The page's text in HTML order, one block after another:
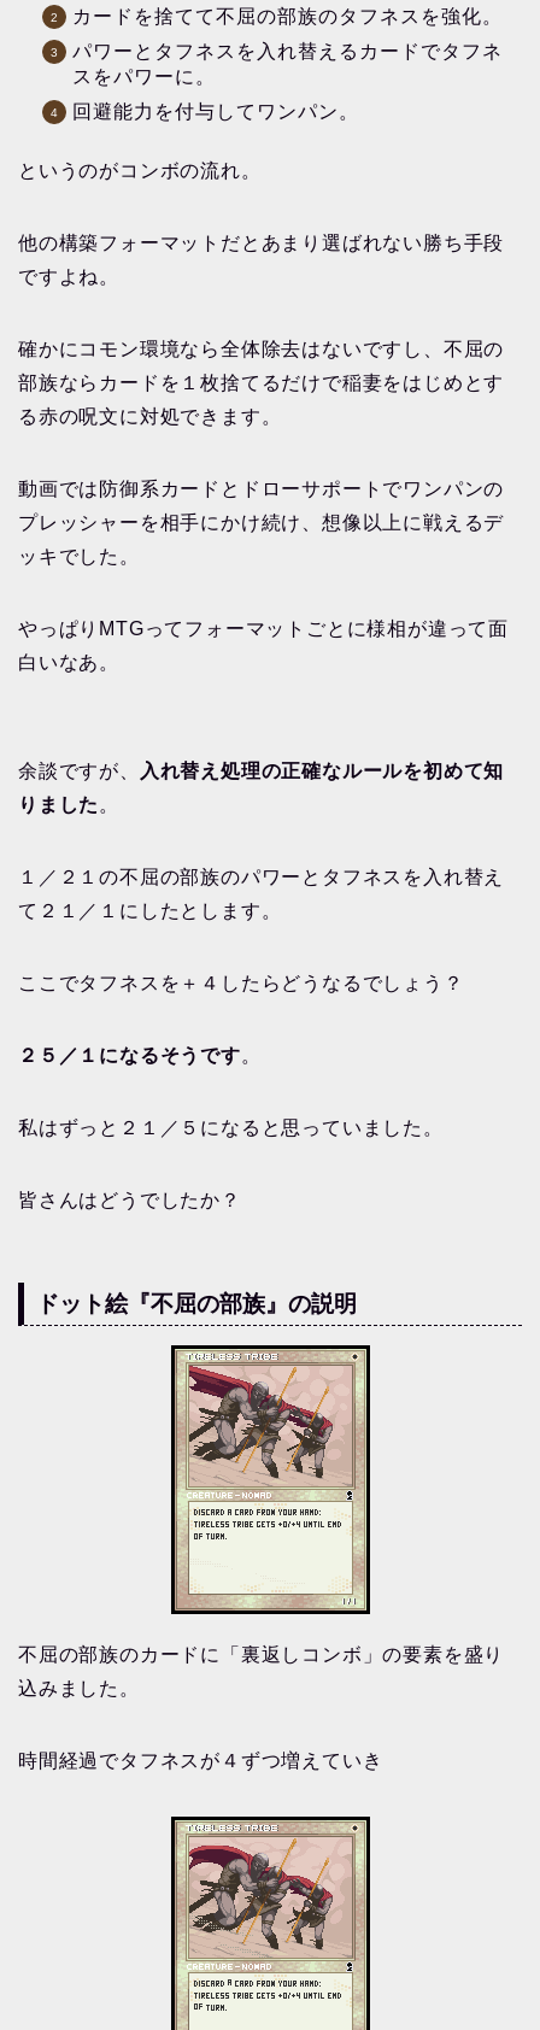
カードを捨てて不屈の部族のタフネスを強化。
パワーとタフネスを入れ替えるカードでタフネ
スをパワーに。
回避能力を付与してワンパン。
というのがコンボの流れ。
他の構築フォーマットだとあまり選ばれない勝ち手段
ですよね。
確かにコモン環境なら全体除去はないですし、不屈の
部族ならカードを１枚捨てるだけで稲妻をはじめとす
る赤の呪文に対処できます。
動画では防御系カードとドローサポートでワンパンの
プレッシャーを相手にかけ続け、想像以上に戦えるデ
ッキでした。
やっぱりMTGってフォーマットごとに様相が違って面
白いなあ。
余談ですが、
入れ替え処理の正確なルールを初めて知
りました 。
１／２１の不屈の部族のパワーとタフネスを入れ替え
て２１／１にしたとします。
ここでタフネスを＋４したらどうなるでしょう？
２５／１になるそうです。
私はずっと２１／５になると思っていました。
皆さんはどうでしたか？
ドット絵『不屈の部族』の説明
不屈の部族のカードに「裏返しコンボ」の要素を盛り
込みました。
時間経過でタフネスが４ずつ増えていき